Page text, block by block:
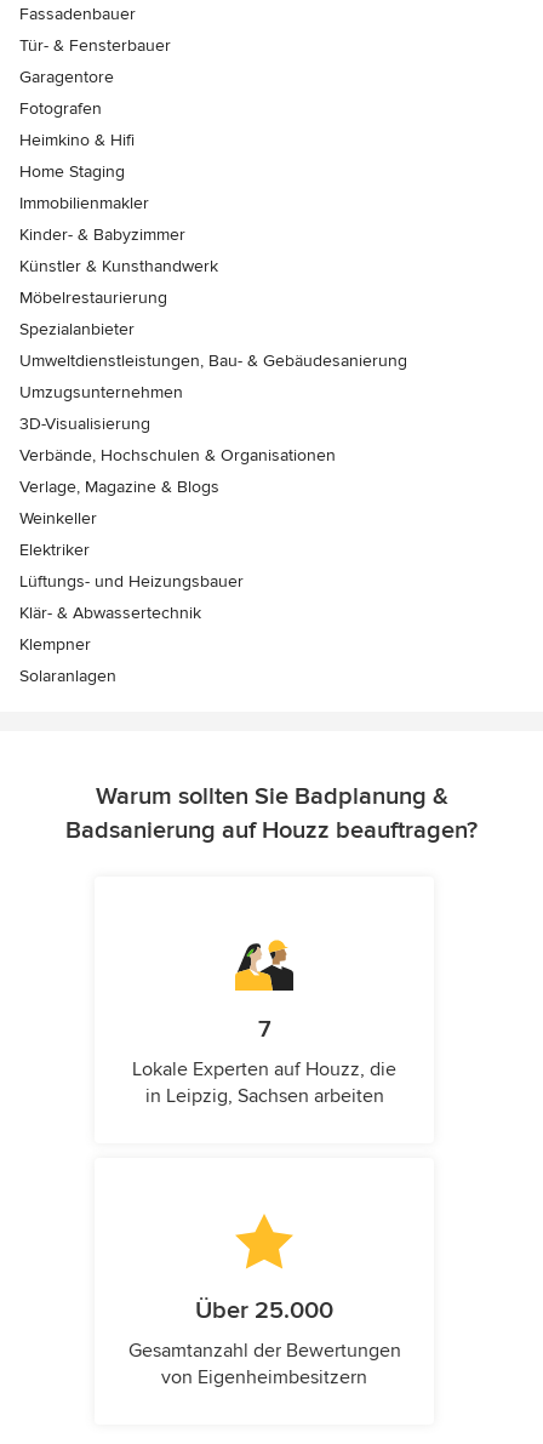
Fassadenbauer
Tür- & Fensterbauer
Garagentore
Fotografen
Heimkino & Hifi
Home Staging
Immobilienmakler
Kinder- & Babyzimmer
Künstler & Kunsthandwerk
Möbelrestaurierung
Spezialanbieter
Umweltdienstleistungen, Bau- & Gebäudesanierung
Umzugsunternehmen
3D-Visualisierung
Verbände, Hochschulen & Organisationen
Verlage, Magazine & Blogs
Weinkeller
Elektriker
Lüftungs- und Heizungsbauer
Klär- & Abwassertechnik
Klempner
Solaranlagen
Warum sollten Sie Badplanung &
Badsanierung auf Houzz beauftragen?
7
Lokale Experten auf Houzz, die
in Leipzig, Sachsen arbeiten
Über 25.000
Gesamtanzahl der Bewertungen
von Eigenheimbesitzern